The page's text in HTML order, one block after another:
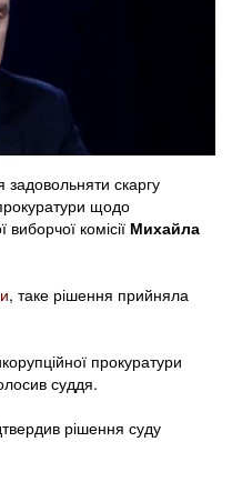
задовольняти скаргу
щодо
комісії Михайла
, таке рішення прийняла
прокуратури
суддя.
рішення суду